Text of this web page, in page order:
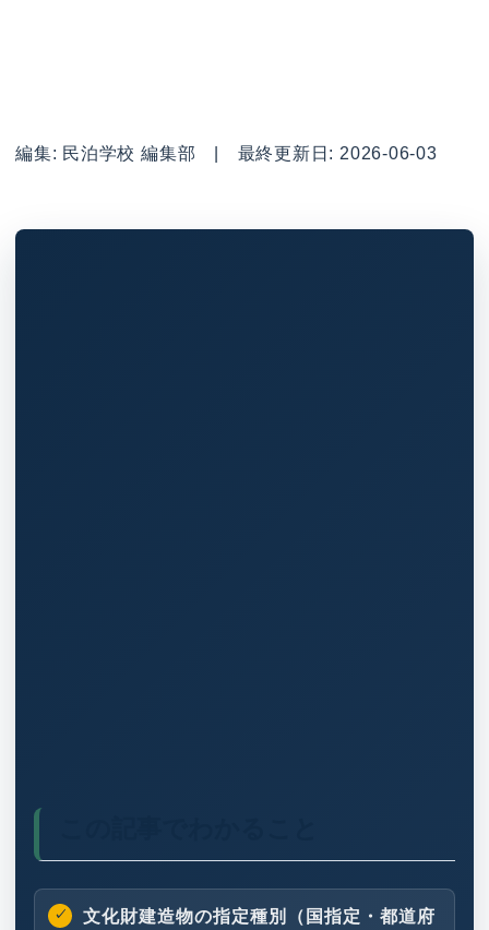
編集: 民泊学校 編集部 | 最終更新日: 2026-06-03
文化財建造物の指定種別（国指定・都道府